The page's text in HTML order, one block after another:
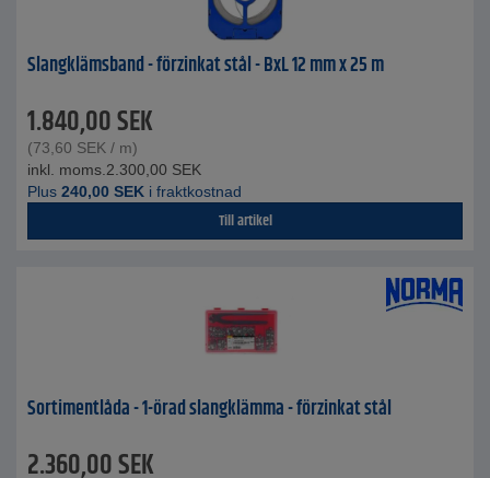
Slangklämsband - förzinkat stål - BxL 12 mm x 25 m
1.840,00SEK
(73,60 SEK / m)
inkl. moms. 2.300,00 SEK
Plus 240,00 SEK i fraktkostnad
Till artikel
Sortimentlåda - 1-örad slangklämma - förzinkat stål
2.360,00SEK